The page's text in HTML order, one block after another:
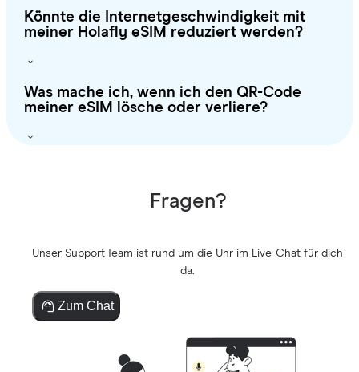
Könnte die Internetgeschwindigkeit mit
meiner Holafly eSIM reduziert werden?
Was mache ich, wenn ich den QR-Code
meiner eSIM lösche oder verliere?
Fragen?
Unser Support-Team ist rund um die Uhr im Live-Chat für dich
da.
Zum Chat